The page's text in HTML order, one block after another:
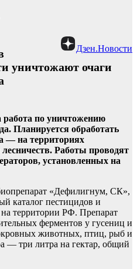
Дзен.Новости
уничтожают очаги
по уничтожению
Планируется обработать
— на территориях
Работы проводят
установленных на
«Дефилигнум, СК»,
каталог пестицидов и
территории РФ. Препарат
ферментов у гусениц и
животных, птиц, рыб и
— три литра на гектар, общий